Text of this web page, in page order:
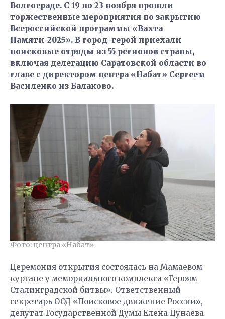
Волгограде. С 19 по 23 ноября прошли
торжественные мероприятия по закрытию
Всероссийской программы «Вахта
Памяти-2025». В город-герой приехали
поисковые отряды из 55 регионов страны,
включая делегацию Саратовской области во
главе с директором центра «Набат» Сергеем
Василенко из Балаково.
Фото: центра «Набат»
Церемония открытия состоялась на Мамаевом
кургане у мемориального комплекса «Героям
Сталинградской битвы». Ответственный
секретарь ООД «Поисковое движение России»,
депутат Государственной Думы Елена Цунаева